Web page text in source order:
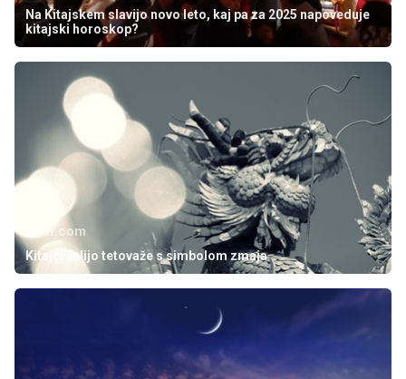
Na Kitajskem slavijo novo leto, kaj pa za 2025 napoveduje
kitajski horoskop?
24ur.com
Kitajci želijo tetovaže s simbolom zmaja